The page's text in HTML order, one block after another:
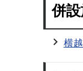
併
横